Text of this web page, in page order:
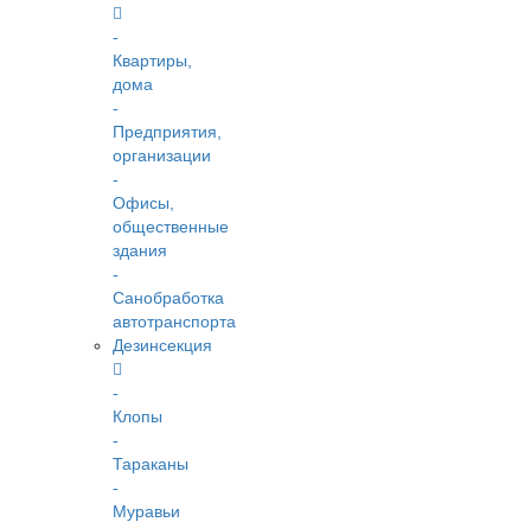
-
Квартиры,
дома
-
Предприятия,
организации
-
Офисы,
общественные
здания
-
Санобработка
автотранспорта
Дезинсекция
-
Клопы
-
Тараканы
-
Муравьи